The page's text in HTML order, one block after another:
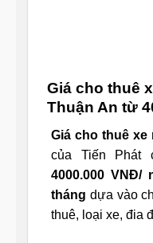
Giá cho thuê
Thuận An từ
Giá cho thuê
của Tiến Phát
4000.000 VNĐ/
tháng dựa vào
thuê, loại xe, đia